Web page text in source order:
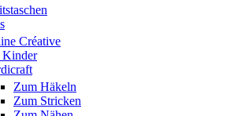
Créative
Kinder
Zum Häkeln
Zum Stricken